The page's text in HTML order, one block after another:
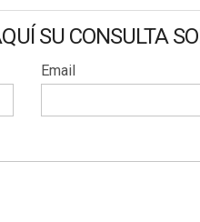
SU CONSULTA
Email